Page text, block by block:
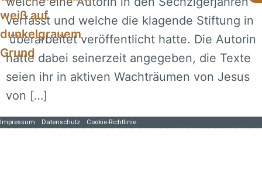
verfasst und welche die klagende Stiftung in
überarbeitet veröffentlicht hatte. Die Autorin
hatte dabei seinerzeit angegeben, die Texte
seien ihr in aktiven Wachträumen von Jesus
von […]
Impressum Datenschutz Cookie-Richtlinie